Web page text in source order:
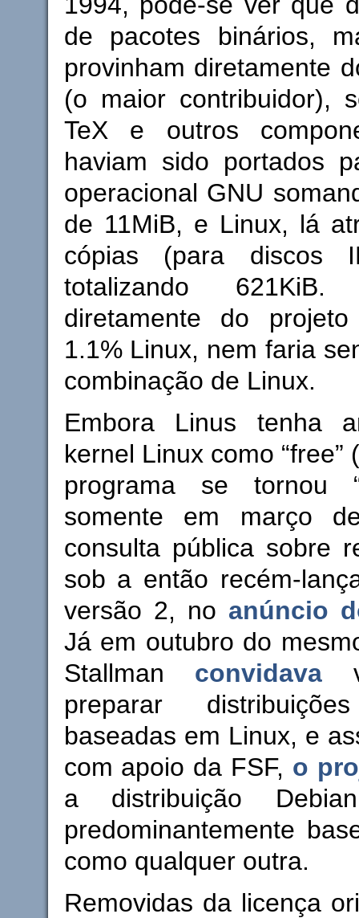
de pacotes binários,
provinham diretamente
(o maior contribuidor),
TeX e outros
haviam sido portados
operacional GNU
de 11MiB, e Linux, lá
cópias (para discos
totalizando
diretamente do
1.1% Linux, nem faria
combinação de Linux.
Embora Linus tenha
kernel Linux como “free”
programa se tornou
somente em março
consulta pública sobre
sob a então recém-
versão 2, no anúncio
Já em outubro do
Stallman convidava
preparar
baseadas em Linux, e
com apoio da FSF, o
a distribuição
predominantemente
como qualquer outra.
Removidas da licença